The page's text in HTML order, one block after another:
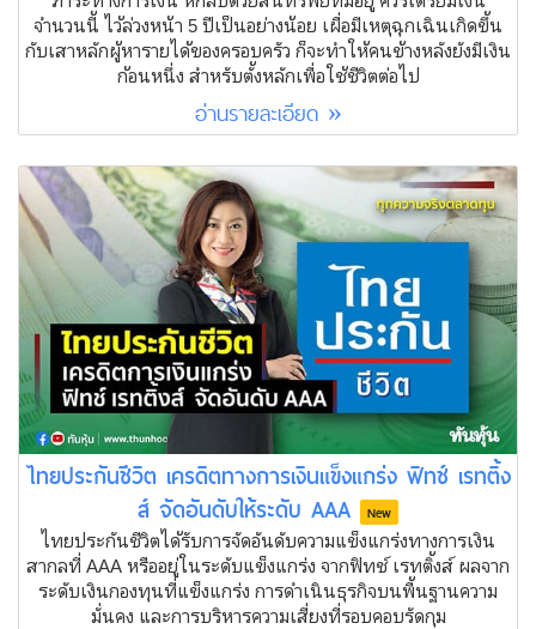
จำนวนนี้ ไว้ล่วงหน้า 5 ปีเป็นอย่างน้อย เผื่อมีเหตุฉุกเฉินเกิดขึ้น
กับเสาหลักผู้หารายได้ของครอบครัว ก็จะทำให้คนข้างหลังยังมีเงิน
ก้อนหนึ่ง สำหรับตั้งหลักเพื่อใช้ชีวิตต่อไป
อ่านรายละเอียด »
ไทยประกันชีวิต เครดิตทางการเงินแข็งแกร่ง ฟิทช์ เรทติ้ง
ส์ จัดอันดับให้ระดับ AAA New
ไทยประกันชีวิตได้รับการจัดอันดับความแข็งแกร่งทางการเงิน
สากลที่ AAA หรืออยู่ในระดับแข็งแกร่ง จากฟิทช์ เรทติ้งส์ ผลจาก
ระดับเงินกองทุนที่แข็งแกร่ง การดำเนินธุรกิจบนพื้นฐานความ
มั่นคง และการบริหารความเสี่ยงที่รอบคอบรัดกุม